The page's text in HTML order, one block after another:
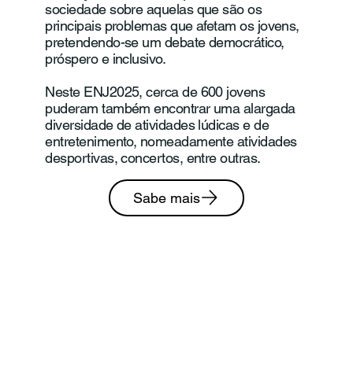
sociedade sobre aquelas que são os
principais problemas que afetam os jovens,
pretendendo-se um debate democrático,
próspero e inclusivo.
Neste ENJ2025, cerca de 600 jovens
puderam também encontrar uma alargada
diversidade de atividades lúdicas e de
entretenimento, nomeadamente atividades
desportivas, concertos, entre outras.
Sabe mais